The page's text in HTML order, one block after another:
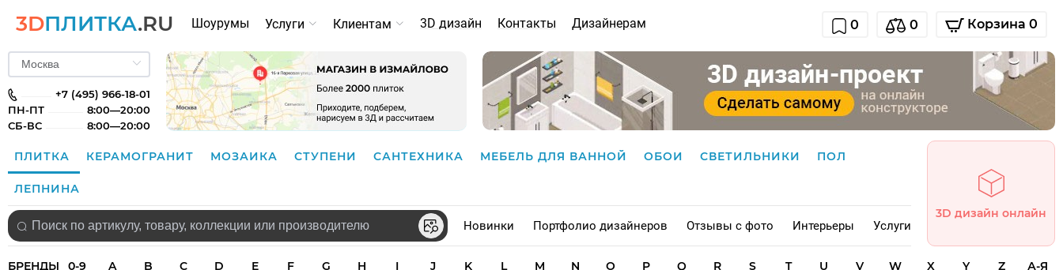
3DПЛИТКА.RU Шоурумы Услуги Клиентам 3D дизайн Контакты Дизайнерам 0 0 Корзина 0
+7 (495) 966-18-01
ПН-ПТ
8:00—20:00
СБ-ВС
8:00—20:00
ПЛИТКА КЕРАМОГРАНИТ МОЗАИКА СТУПЕНИ САНТЕХНИКА МЕБЕЛЬ ДЛЯ ВАННОЙ ОБОИ СВЕТИЛЬНИКИ ПОЛ
ЛЕПНИНА
Новинки Портфолио дизайнеров Отзывы с фото Интерьеры Услуги
3D дизайн онлайн
БРЕНДЫ 0-9 A B C D E F G H I J K L M N O P Q R S T U V W X Y Z А-Я